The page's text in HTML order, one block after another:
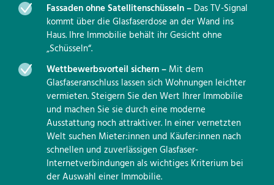
Fassaden ohne Satellitenschüsseln – Das TV-Signal
kommt über die Glasfaserdose an der Wand ins
Haus. Ihre Immobilie behält ihr Gesicht ohne
„Schüsseln“.
Wettbewerbsvorteil sichern – Mit dem
Glasfaseranschluss lassen sich Wohnungen leichter
vermieten. Steigern Sie den Wert Ihrer Immobilie
und machen Sie sie durch eine moderne
Ausstattung noch attraktiver. In einer vernetzten
Welt suchen Mieter:innen und Käufer:innen nach
schnellen und zuverlässigen Glasfaser-
Internetverbindungen als wichtiges Kriterium bei
der Auswahl einer Immobilie.